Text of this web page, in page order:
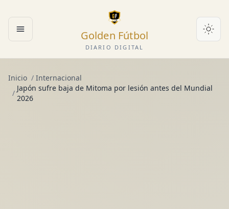
Abrir menú Golden Fútbol
DIARIO DIGITAL
Inicio / Internacional
/
Japón sufre baja de Mitoma por lesión antes del Mundial
2026